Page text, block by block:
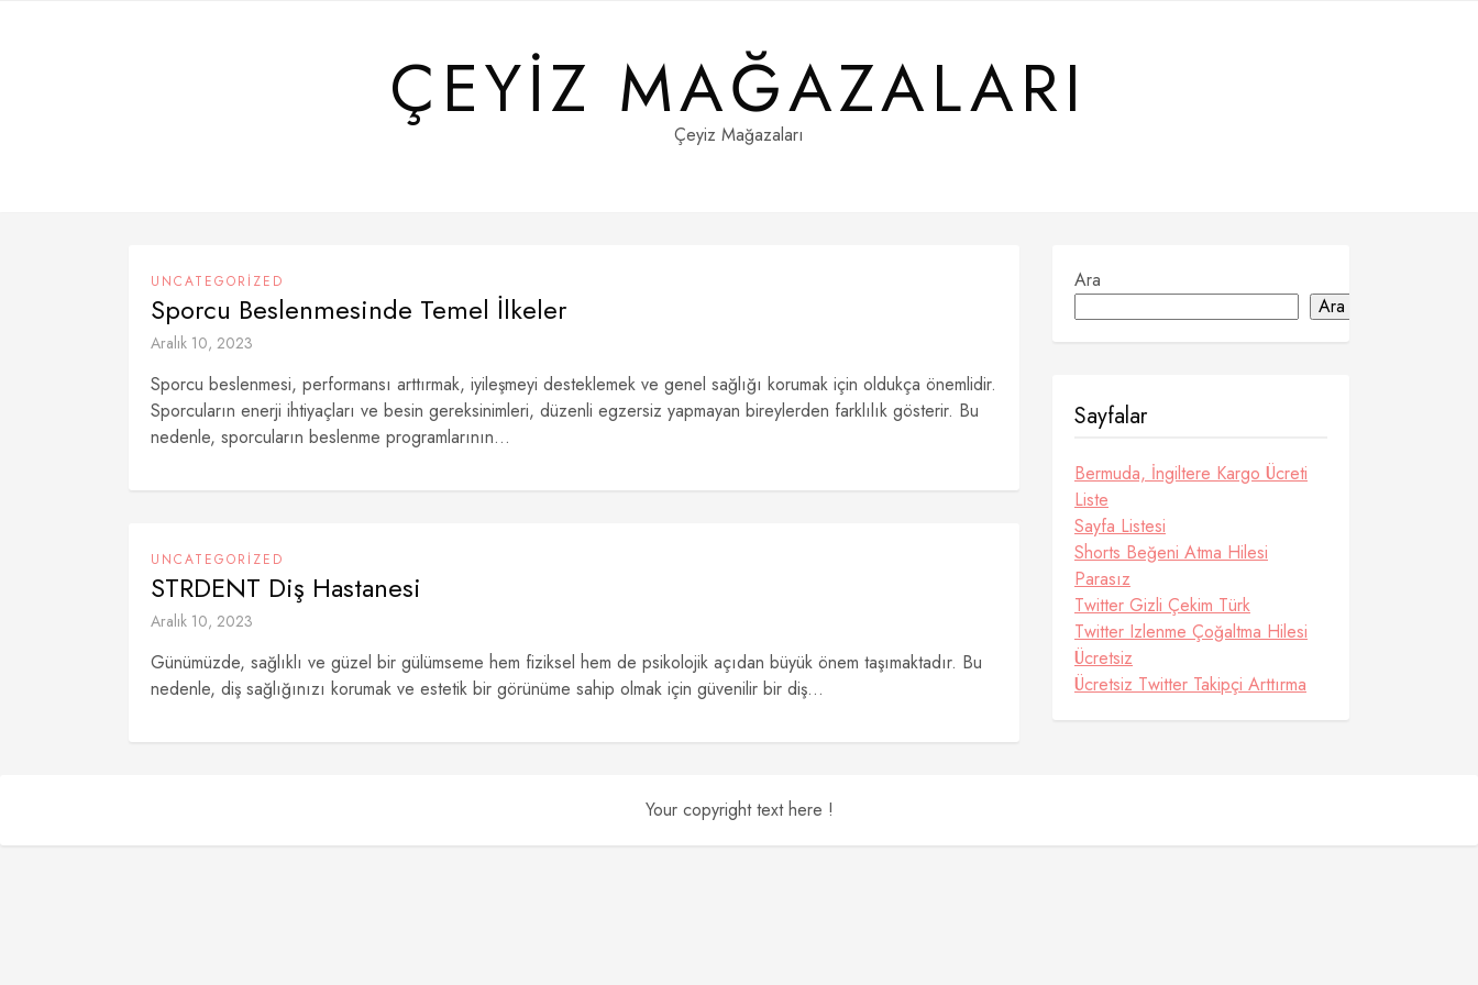
ÇEYIZ MAĞAZALARI
Çeyiz Mağazaları
UNCATEGORIZED
Sporcu Beslenmesinde Temel İlkeler
Aralık 10, 2023
Sporcu beslenmesi, performansı arttırmak, iyileşmeyi desteklemek ve genel sağlığı korumak için oldukça önemlidir.
Sporcuların enerji ihtiyaçları ve besin gereksinimleri, düzenli egzersiz yapmayan bireylerden farklılık gösterir. Bu
nedenle, sporcuların beslenme programlarının...
UNCATEGORIZED
STRDENT Diş Hastanesi
Aralık 10, 2023
Günümüzde, sağlıklı ve güzel bir gülümseme hem fiziksel hem de psikolojik açıdan büyük önem taşımaktadır. Bu
nedenle, diş sağlığınızı korumak ve estetik bir görünüme sahip olmak için güvenilir bir diş...
Ara
Ara
Sayfalar
Bermuda, İngiltere Kargo Ücreti
Liste
Sayfa Listesi
Shorts Beğeni Atma Hilesi
Parasız
Twitter Gizli Çekim Türk
Twitter Izlenme Çoğaltma Hilesi
Ücretsiz
Ücretsiz Twitter Takipçi Arttırma
Your copyright text here !